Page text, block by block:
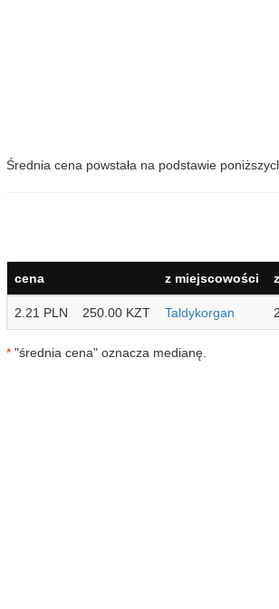
Średnia cena powstała na podstawie
cena z miejscowości
2.21 PLN 250.00 KZT Taldykorgan
* "średnia cena" oznacza medianę.